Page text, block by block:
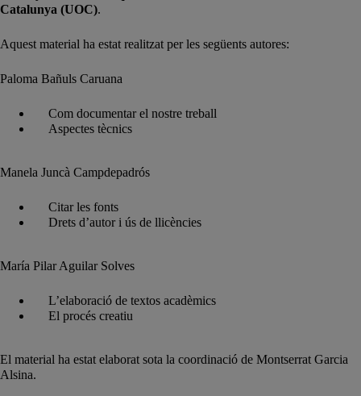
Catalunya (UOC).
Aquest material ha estat realitzat per les següents autores:
Paloma Bañuls Caruana
Com documentar el nostre treball
Aspectes tècnics
Manela Juncà Campdepadrós
Citar les fonts
Drets d’autor i ús de llicències
María Pilar Aguilar Solves
L’elaboració de textos acadèmics
El procés creatiu
El material ha estat elaborat sota la coordinació de Montserrat Garcia
Alsina.